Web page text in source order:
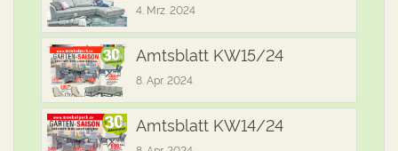
4. Mrz. 2024
Amtsblatt KW15/24
8. Apr. 2024
Amtsblatt KW14/24